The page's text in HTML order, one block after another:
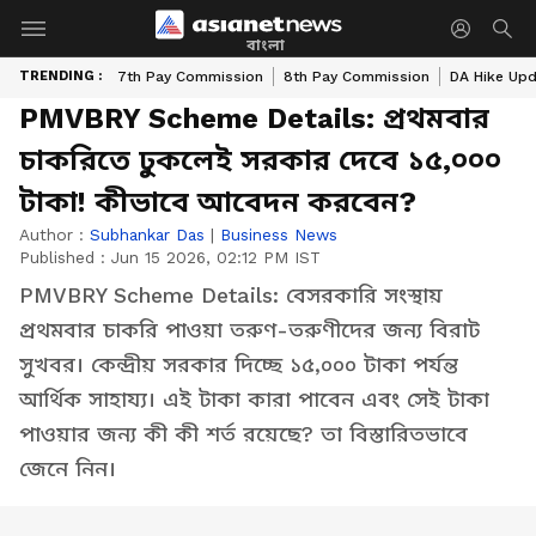
বাংলা
TRENDING : 7th Pay Commission 8th Pay Commission DA Hike
PMVBRY Scheme Details: প্রথমবার
চাকরিতে ঢুকলেই সরকার দেবে ১৫,০০০
টাকা! কীভাবে আবেদন করবেন?
Author : Subhankar Das | Business News
Published : Jun 15 2026, 02:12 PM IST
PMVBRY Scheme Details: বেসরকারি সংস্থায়
প্রথমবার চাকরি পাওয়া তরুণ-তরুণীদের জন্য বিরাট
সুখবর। কেন্দ্রীয় সরকার দিচ্ছে ১৫,০০০ টাকা পর্যন্ত
আর্থিক সাহায্য। এই টাকা কারা পাবেন এবং সেই টাকা
পাওয়ার জন্য কী কী শর্ত রয়েছে? তা বিস্তারিতভাবে
জেনে নিন।